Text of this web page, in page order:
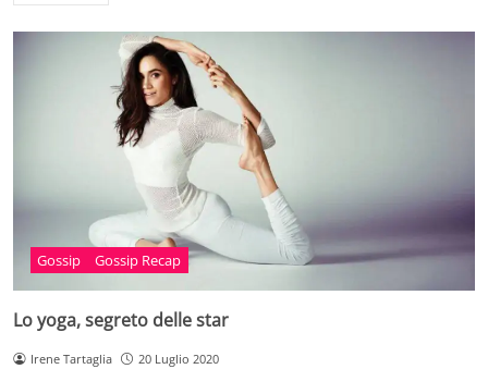
Gossip Gossip Recap
Lo yoga, segreto delle star
Irene Tartaglia 20 Luglio 2020